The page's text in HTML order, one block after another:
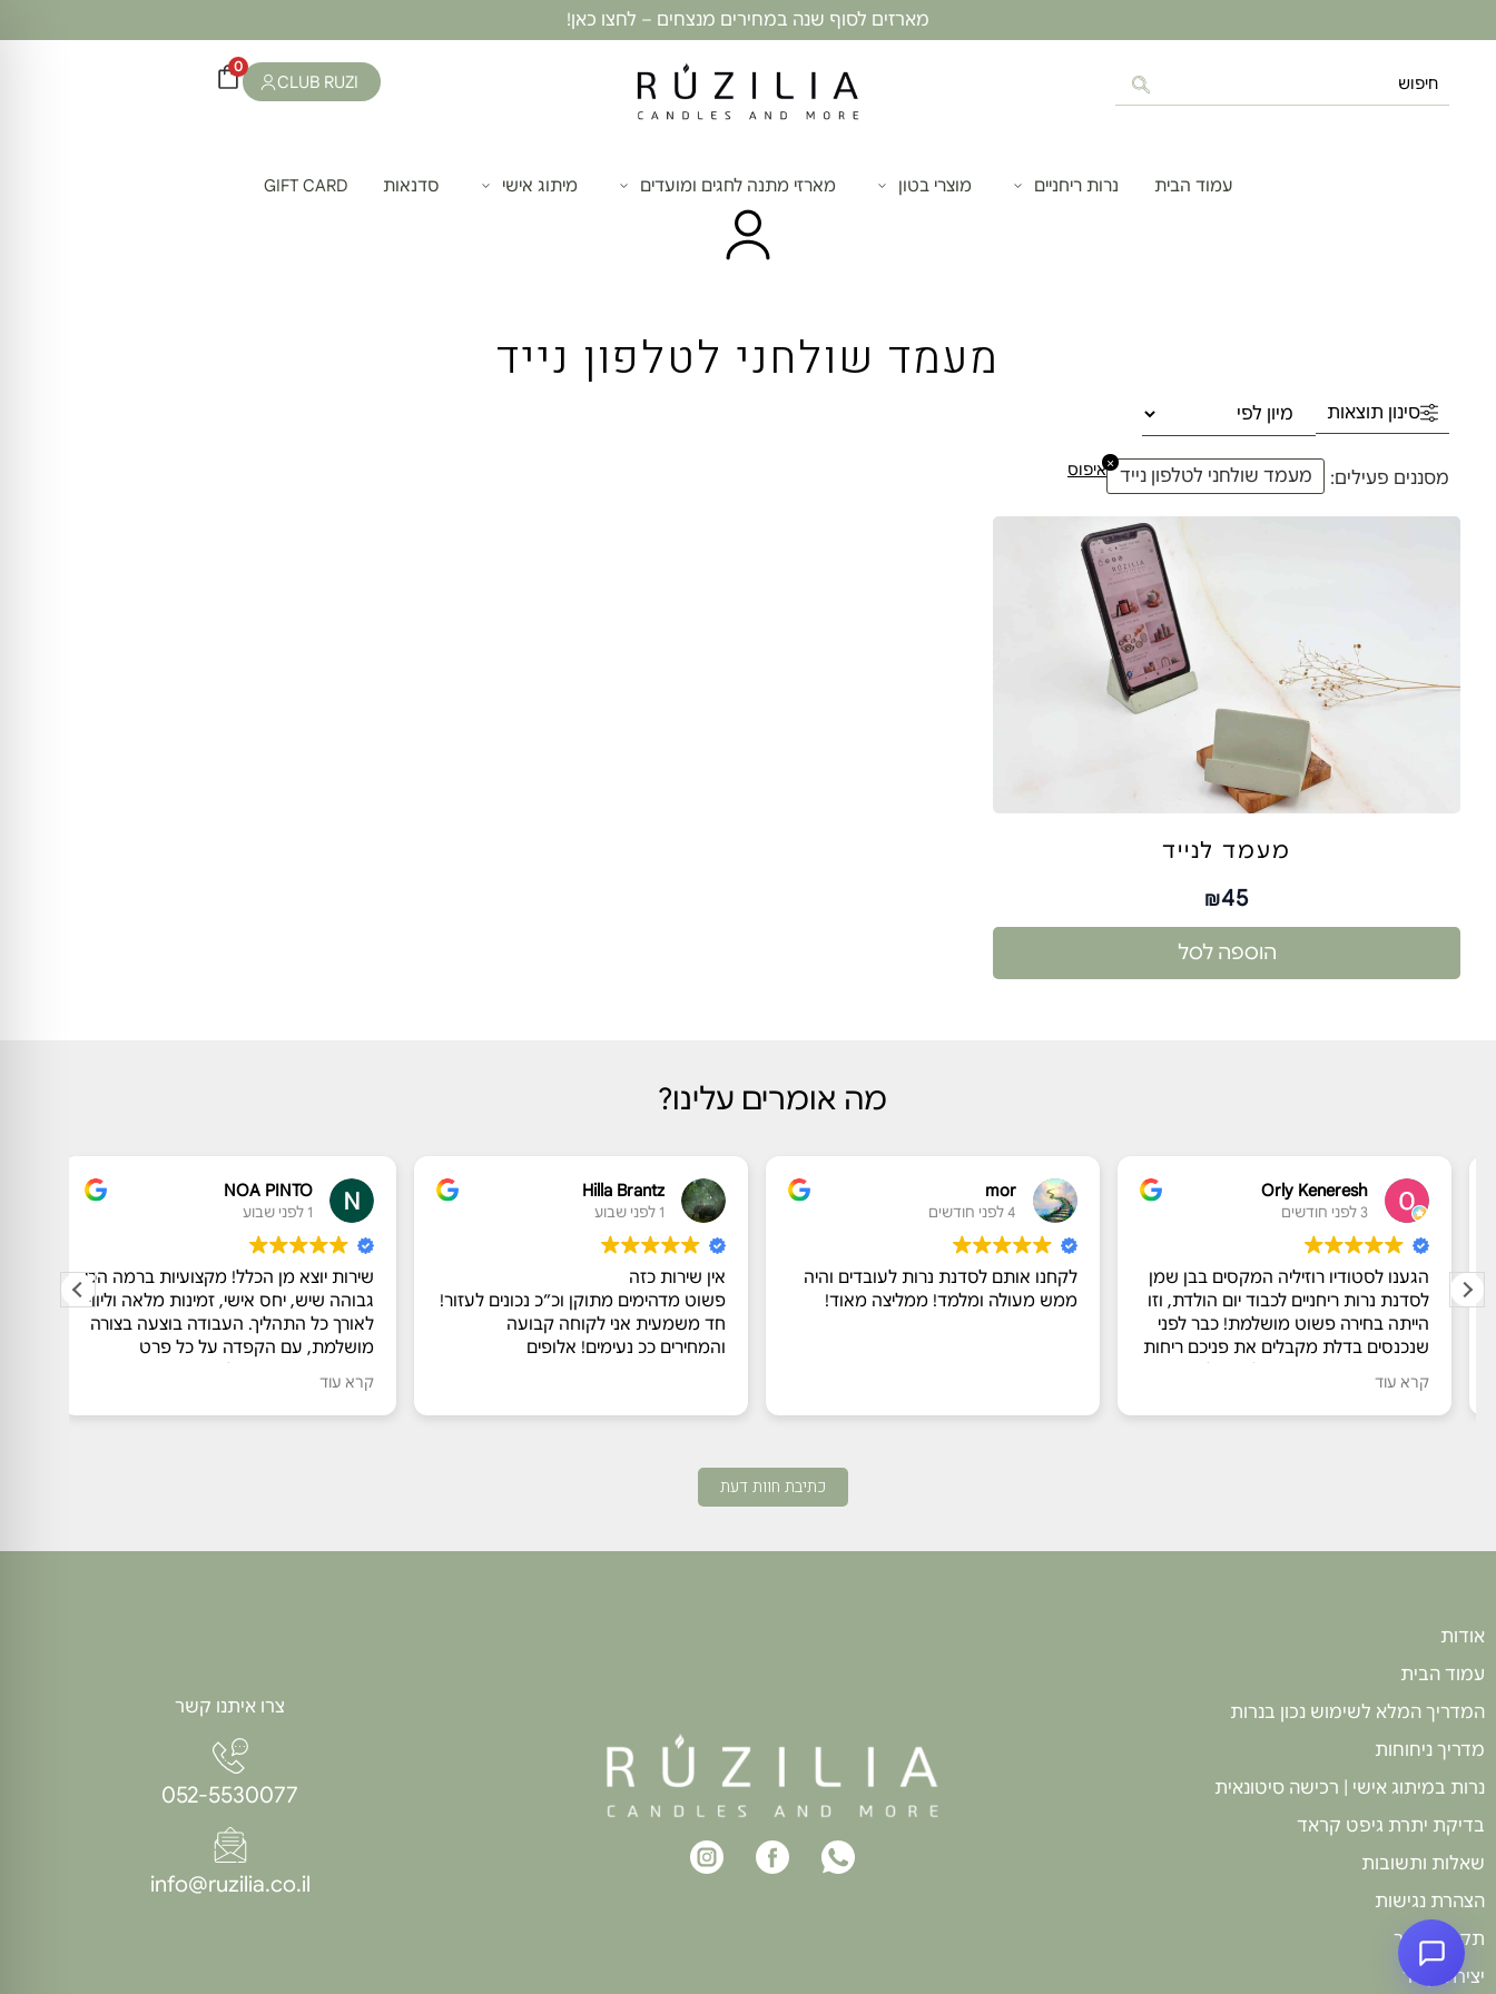
מארזים לסוף שנה במחירים מנצחים – לחצו כאן!
CLUB RUZI
0
עמוד הבית נרות ריחניים מוצרי בטון מארזי מתנה לחגים ומועדים מיתוג אישי סדנאות GIFT CARD
מעמד שולחני לטלפון נייד
סינון תוצאות
מסננים פעילים: מעמד שולחני לטלפון נייד
×איפוס
מעמד לנייד
₪45
הוספה לסל
מה אומרים עלינו?
NOA PINTO
שירות יוצא מן הכלל! מקצועיות ברמה הכי
גבוהה שיש, יחס אישי, זמינות מלאה וליווי
לאורך כל התהליך. העבודה בוצעה בצורה
מושלמת, עם הקפדה על כל פרט
קרא עוד
Hilla Brantz
אין שירות כזה
פשוט מדהימים מתוקן וכ״כ נכונים לעזור!
חד משמעית אני לקוחה קבועה
והמחירים ככ נעימים! אלופים
mor
לקחנו אותם לסדנת נרות לעובדים והיה
ממש מעולה ומלמד! ממליצה מאוד!
Orly Keneresh
הגענו לסטודיו רוזיליה המקסים בבן שמן
לסדנת נרות ריחניים לכבוד יום הולדת, וזו
הייתה בחירה פשוט מושלמת! כבר לפני
שנכנסים בדלת מקבלים את פניכם ריחות
​מור אירחה אותנו מכל הלב עם הסברים
מרתקים על החומרים והתהליך, ואפילו
לכל מי שרוצה לחגוג בסטייל!
קרא עוד
כתיבת חוות דעת
אודות
עמוד הבית
המדריך המלא לשימוש נכון בנרות
מדריך ניחוחות
נרות במיתוג אישי | רכישה סיטונאית
בדיקת יתרת גיפט קראד
שאלות ותשובות
הצהרת נגישות
תקנון האתר
יצירת קשר
צרו איתנו קשר
052-5530077
info@ruzilia.co.il